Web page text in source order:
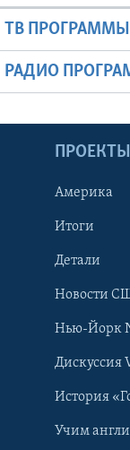
ТВ ПРОГРАММЫ
РАДИО
ПРОЕКТЫ
Америка
Итоги
Детали
Новости
Нью-Йорк
Дискуссия
История
Учим